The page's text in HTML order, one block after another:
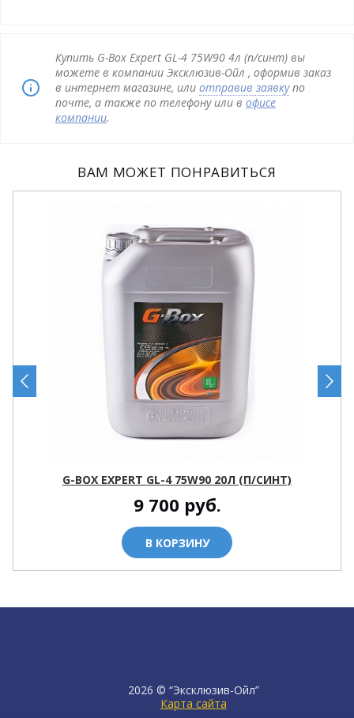
Купить G-Box Expert GL-4 75W90 4л (п/синт) вы
можете в компании Эксклюзив-Ойл , оформив заказ
в интернет магазине, или отправив заявкупо
почте, а также по телефону или в офисе
компании.
ВАМ МОЖЕТ ПОНРАВИТЬСЯ
G-BOX EXPERT GL-4 75W90 20Л (П/СИНТ)
9 700 руб.
В КОРЗИНУ
2026 © “Эксклюзив-Ойл”
Карта сайта